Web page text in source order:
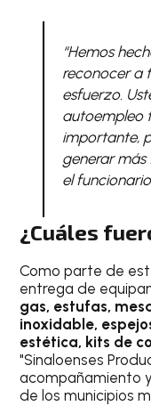
“Hemos
reconocer a
esfuerzo.
autoempleo
importante,
generar más
el
¿Cuáles
Como parte de
entrega de
gas, estufas,
inoxidable,
estética, kits de
"Sinaloenses
acompañamiento
de los municipios